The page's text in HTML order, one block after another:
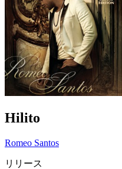
Hilito
Romeo Santos
リリース